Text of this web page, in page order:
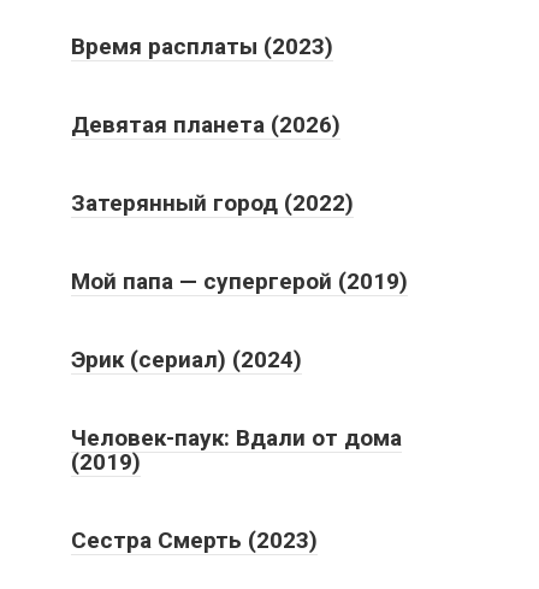
Время расплаты (2023)
Девятая планета (2026)
Затерянный город (2022)
Мой папа — супергерой (2019)
Эрик (сериал) (2024)
Человек-паук: Вдали от дома
(2019)
Сестра Смерть (2023)